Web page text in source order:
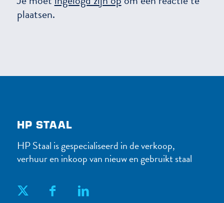
plaatsen.
HP STAAL
HP Staal is gespecialiseerd in de verkoop,
verhuur en inkoop van nieuw en gebruikt staal